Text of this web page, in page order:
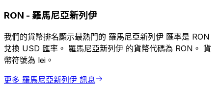
RON - 羅馬尼亞新列伊
我們的貨幣排名顯示最熱門的 羅馬尼亞新列伊 匯率是 RON
兌換 USD 匯率。 羅馬尼亞新列伊 的貨幣代碼為 RON。 貨
幣符號為 lei。
更多 羅馬尼亞新列伊 訊息